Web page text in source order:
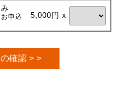
申込
5,000円 x
確認 > >